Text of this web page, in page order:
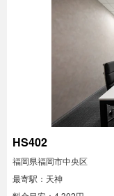
HS402
福岡県福岡市中央区
最寄駅：天神